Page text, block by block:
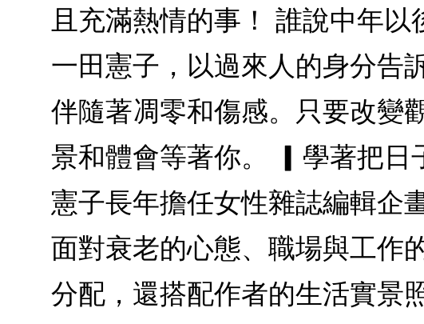
且充滿熱情的事！ 誰說中年
一田憲子，以過來人的身分告
伴隨著凋零和傷感。只要改變
景和體會等著你。 ▎學著把日
憲子長年擔任女性雜誌編輯企
面對衰老的心態、職場與工作
分配，還搭配作者的生活實景